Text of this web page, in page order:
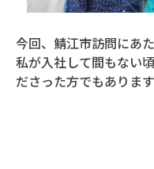
今回、鯖江市訪問にあ
私が入社して間もない
ださった方でもあります